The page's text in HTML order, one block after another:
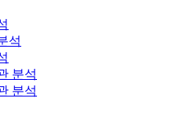
석
분석
분석